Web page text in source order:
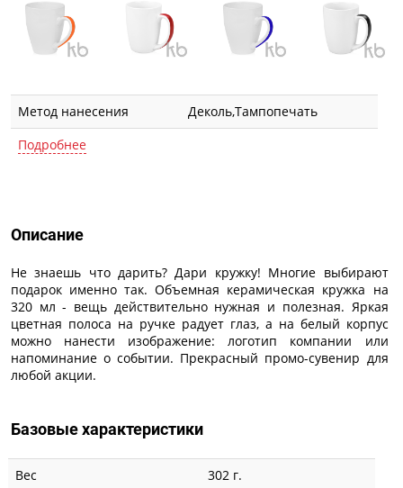
Метод нанесения
Деколь,Тампопечать
Подробнее
Описание
Не знаешь что дарить? Дари кружку! Многие выбирают
подарок именно так. Объемная керамическая кружка на
320 мл - вещь действительно нужная и полезная. Яркая
цветная полоса на ручке радует глаз, а на белый корпус
можно нанести изображение: логотип компании или
напоминание о событии. Прекрасный промо-сувенир для
любой акции.
Базовые характеристики
Вес
302 г.